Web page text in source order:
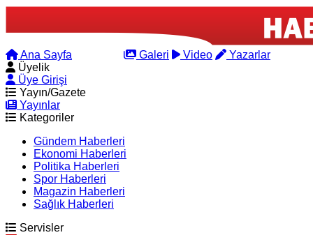
Ana Sayfa Galeri Video
Yazarlar
Üyelik
Üye Girişi
Yayın/Gazete
Yayınlar
Kategoriler
Gündem Haberleri
Ekonomi Haberleri
Politika Haberleri
Spor Haberleri
Magazin Haberleri
Sağlık Haberleri
Servisler